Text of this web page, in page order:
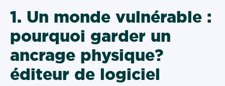
1. Un monde vulnérable :
pourquoi garder un
ancrage physique ?
éditeur de logiciel